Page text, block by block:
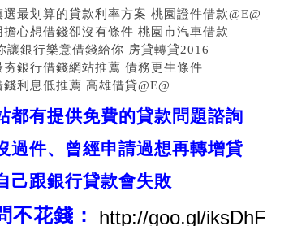
最划算的貸款利率方案 桃園證件借款@E@
心想借錢卻沒有條件 桃園市汽車借款
讓銀行樂意借錢給你 房貸轉貸2016
銀行借錢網站推薦 債務更生條件
利息低推薦 高雄借貸@E@
都有提供免費的貸款問題諮詢
過件、曾經申請過想再轉增貸
己跟銀行貸款會失敗
不花錢：